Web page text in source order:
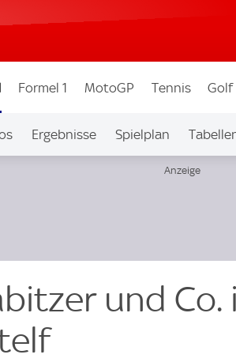
Formel 1 MotoGP Tennis Golf
Ergebnisse Spielplan
und Co.